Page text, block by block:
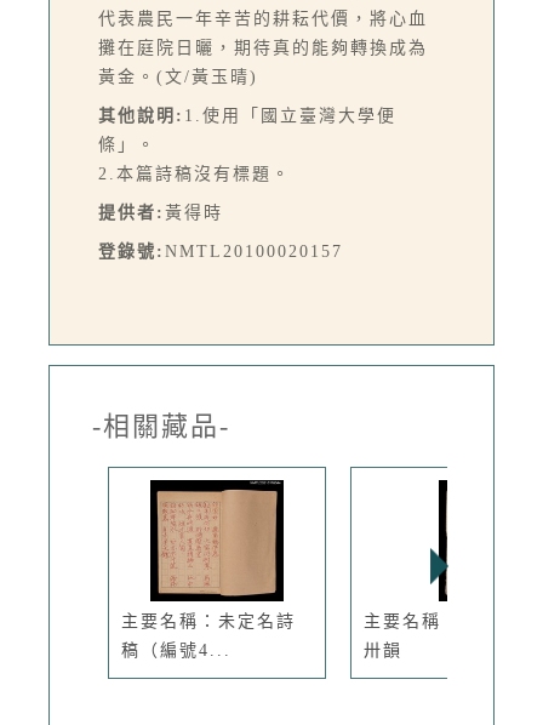
代表農民一年辛苦的耕耘代價，將心血
攤在庭院日曬，期待真的能夠轉換成為
黃金。(文/黃玉晴)
其他說明: 1.使用「國立臺灣大學便
條」。
2.本篇詩稿沒有標題。
提供者: 黃得時
登錄號: NMTL20100020157
-相關藏品-
主要名稱：未定名詩
稿（編號4...
主要名稱：雜詠七律
卅韻